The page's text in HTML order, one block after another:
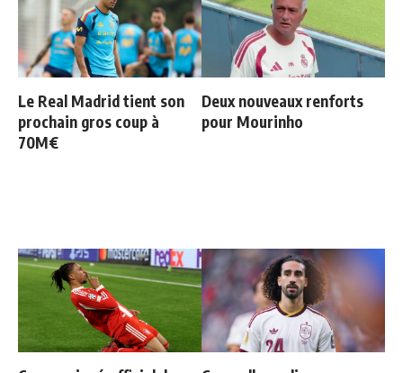
Le Real Madrid tient son
prochain gros coup à
70M€
Deux nouveaux renforts
pour Mourinho